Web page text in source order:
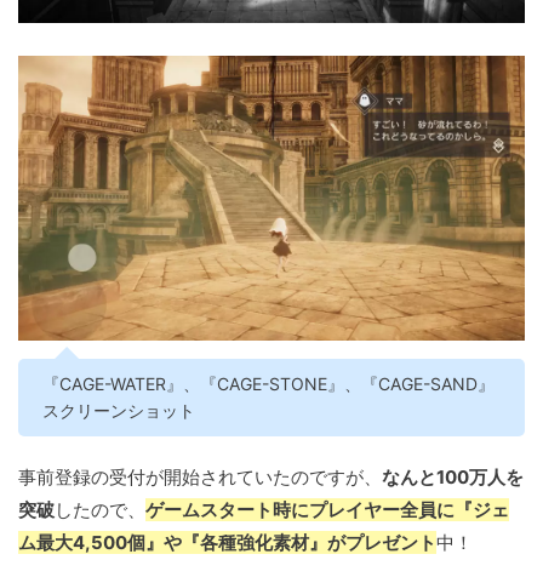
『CAGE-WATER』、『CAGE-STONE』、『CAGE-SAND』
スクリーンショット
事前登録の受付が開始されていたのですが、 なんと100万人を
突破したので、 ゲームスタート時にプレイヤー全員に『ジェ
ム最大4,500個』や『各種強化素材』がプレゼント中！